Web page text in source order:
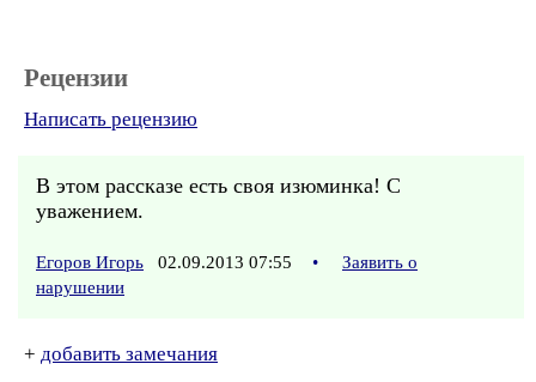
Рецензии
Написать рецензию
В этом рассказе есть своя изюминка! С
уважением.
Егоров Игорь 02.09.2013 07:55 •
Заявить о
нарушении
+ добавить замечания